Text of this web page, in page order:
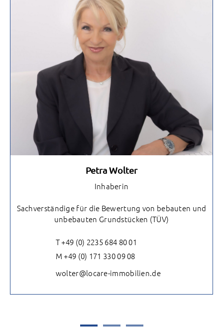
Petra Wolter
Inhaberin
Sachverständige für die Bewertung von bebauten und
unbebauten Grundstücken (TÜV)
T +49 (0) 2235 684 80 01
M +49 (0) 171 330 09 08
wolter@locare-immobilien.de